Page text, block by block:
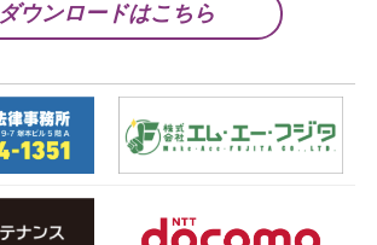
ダウンロードはこちら